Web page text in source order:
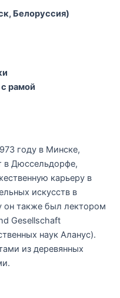
Белоруссия)
рамой
году в Минске,
в Дюссельдорфе,
карьеру в
искусств в
он также был лектором
Gesellschaft
наук Аланус).
из деревянных